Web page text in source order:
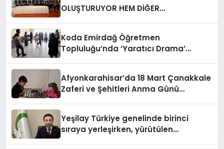
OLUŞTURUYOR HEM DİĞER
Koda Emirdağ Öğretmen
Topluluğu’nda ‘Yaratıcı Drama’
Afyonkarahisar’da 18 Mart Çanakkale
Zaferi ve Şehitleri Anma Günü
Yeşilay Türkiye genelinde birinci
sıraya yerleşirken, yürütülen